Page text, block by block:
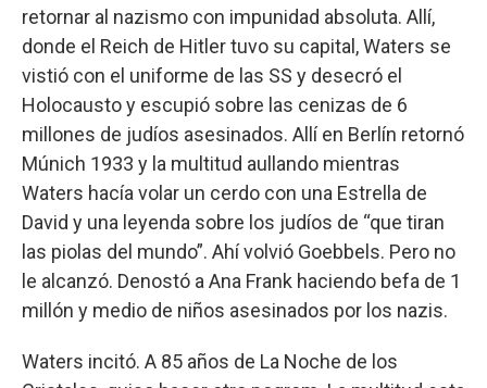
retornar al nazismo con impunidad absoluta. Allí,
donde el Reich de Hitler tuvo su capital, Waters se
vistió con el uniforme de las SS y desecró el
Holocausto y escupió sobre las cenizas de 6
millones de judíos asesinados. Allí en Berlín retornó
Múnich 1933 y la multitud aullando mientras
Waters hacía volar un cerdo con una Estrella de
David y una leyenda sobre los judíos de “que tiran
las piolas del mundo”. Ahí volvió Goebbels. Pero no
le alcanzó. Denostó a Ana Frank haciendo befa de 1
millón y medio de niños asesinados por los nazis.
Waters incitó. A 85 años de La Noche de los